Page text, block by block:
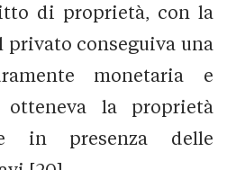
di proprietà, con la
privato conseguiva una
monetaria e
otteneva la proprietà
in presenza delle